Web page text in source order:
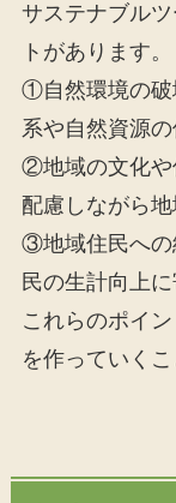
サステナブル
トがあります。
①自然環境の破
系や自然資源
②地域の文化や
配慮しながら
③地域住民への
民の生計向上
これらのポイ
を作っていくこ